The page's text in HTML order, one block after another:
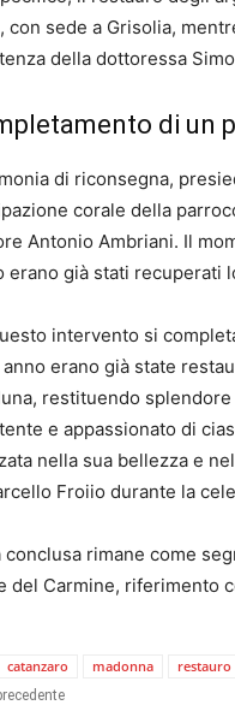
con sede a Grisolia,
della dottoressa
di un
di riconsegna,
corale della
Antonio Ambriani. Il
erano già stati recuperati
intervento si
erano già state
restituendo
e appassionato di
nella sua bellezza e
Froiio durante la
conclusa rimane come
del Carmine, riferimento
catanzaro madonna restauro